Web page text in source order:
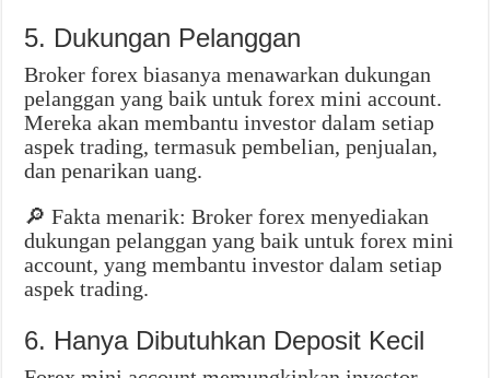
5. Dukungan Pelanggan
Broker forex biasanya menawarkan dukungan
pelanggan yang baik untuk forex mini account.
Mereka akan membantu investor dalam setiap
aspek trading, termasuk pembelian, penjualan,
dan penarikan uang.
🔎 Fakta menarik: Broker forex menyediakan
dukungan pelanggan yang baik untuk forex mini
account, yang membantu investor dalam setiap
aspek trading.
6. Hanya Dibutuhkan Deposit Kecil